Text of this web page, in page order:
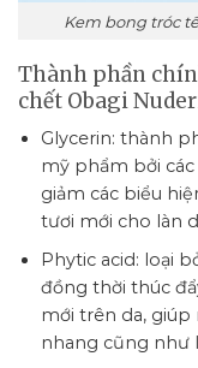
Kem bong tróc
Thành phần
chết Obagi
Glycerin: thành
mỹ phẩm bởi
giảm các biểu
tươi mới cho làn
Phytic acid: loại
đồng thời thúc
mới trên da,
nhang cũng như